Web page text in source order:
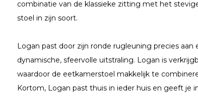
combinatie van de klassieke zitting met het
stoel in zijn soort.
Logan past door zijn ronde rugleuning precies
dynamische, sfeervolle uitstraling. Logan is
waardoor de eetkamerstoel makkelijk te
Kortom, Logan past thuis in ieder huis en geeft je